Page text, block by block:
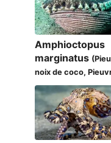
Amphioctopus
marginatus
noix de coco,
veinée)